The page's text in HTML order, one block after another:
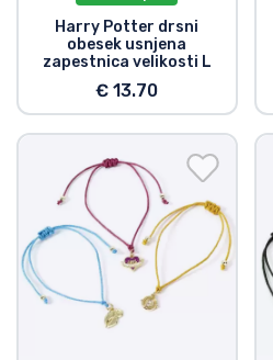
Harry Potter drsni
obesek usnjena
zapestnica velikosti L
€ 13.70